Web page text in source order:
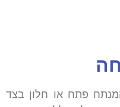
פתח או חלון בצד